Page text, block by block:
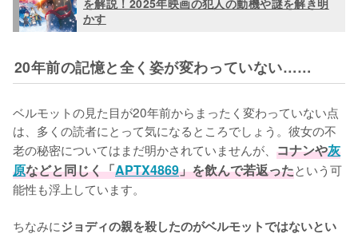
かす
20年前の記憶と全く姿が変わっていない……
ベルモットの見た目が20年前からまったく変わっていない点
は、多くの読者にとって気になるところでしょう。彼女の不
老の秘密についてはまだ明かされていませんが、 コナンや灰
原などと同じく「APTX4869」を飲んで若返ったという可
能性も浮上しています。
ちなみにジョディの親を殺したのがベルモットではないとい